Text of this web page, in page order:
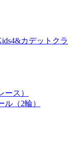
カデットクラ
ス）
（2輪）